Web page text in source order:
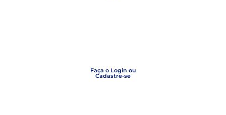
Faça o Login ou
Cadastre-se